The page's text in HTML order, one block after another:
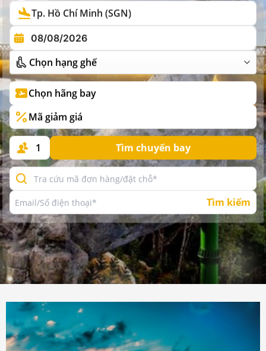
Tp. Hồ Chí Minh (SGN)
Chọn hãng bay
Mã giảm giá
1 Tìm chuyến bay
Tìm kiếm